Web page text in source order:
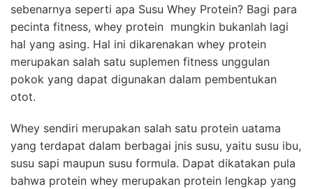
sebenarnya seperti apa Susu Whey Protein? Bagi para
pecinta fitness, whey protein mungkin bukanlah lagi
hal yang asing. Hal ini dikarenakan whey protein
merupakan salah satu suplemen fitness unggulan
pokok yang dapat digunakan dalam pembentukan
otot.
Whey sendiri merupakan salah satu protein uatama
yang terdapat dalam berbagai jnis susu, yaitu susu ibu,
susu sapi maupun susu formula. Dapat dikatakan pula
bahwa protein whey merupakan protein lengkap yang